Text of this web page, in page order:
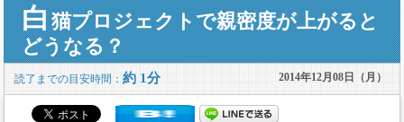
白猫プロジェクトで親密度が上がると
どうなる？
読了までの目安時間：約 1分 2014年12月08日（月）